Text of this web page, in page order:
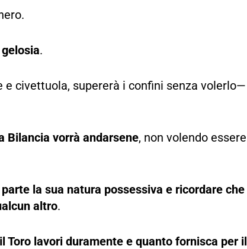
.
civettuola, supererà i confini senza volerlo—
Bilancia vorrà andarsene, non volendo essere
la sua natura possessiva e ricordare che
altro.
Toro lavori duramente e quanto fornisca per il